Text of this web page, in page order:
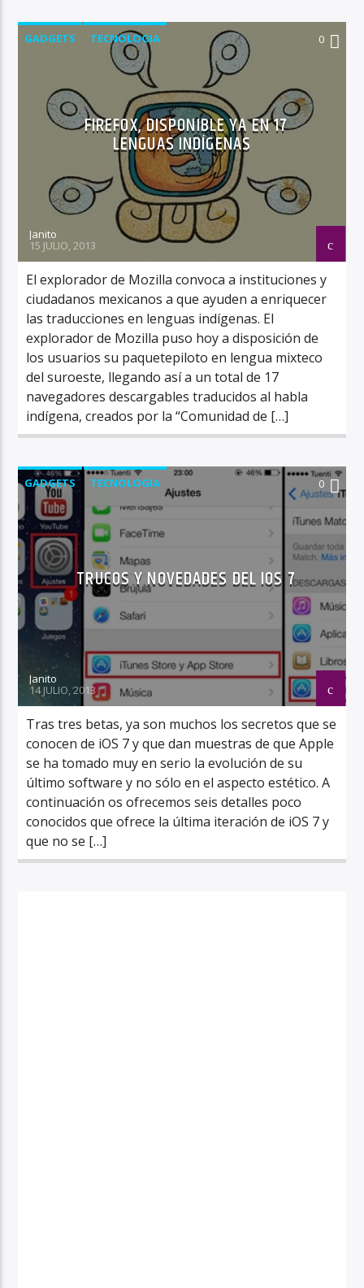
GADGETS TECNOLOGIA 0
FIREFOX, DISPONIBLE YA EN 17
LENGUAS INDÍGENAS
Janito
15 JULIO, 2013
El explorador de Mozilla convoca a instituciones y
ciudadanos mexicanos a que ayuden a enriquecer
las traducciones en lenguas indígenas. El
explorador de Mozilla puso hoy a disposición de
los usuarios su paquetepiloto en lengua mixteco
del suroeste, llegando así a un total de 17
navegadores descargables traducidos al habla
indígena, creados por la “Comunidad de […]
GADGETS TECNOLOGIA 0
TRUCOS Y NOVEDADES DEL IOS 7
Janito
14 JULIO, 2013
Tras tres betas, ya son muchos los secretos que se
conocen de iOS 7 y que dan muestras de que Apple
se ha tomado muy en serio la evolución de su
último software y no sólo en el aspecto estético. A
continuación os ofrecemos seis detalles poco
conocidos que ofrece la última iteración de iOS 7 y
que no se […]